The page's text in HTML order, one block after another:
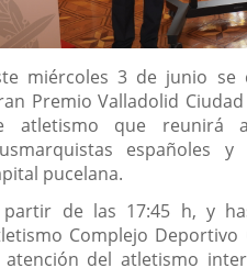
miércoles 3 de junio
Premio Valladolid
atletismo que reunirá a
españoles
pucelana.
de las 17:45 h, y
Complejo
atención del atletismo